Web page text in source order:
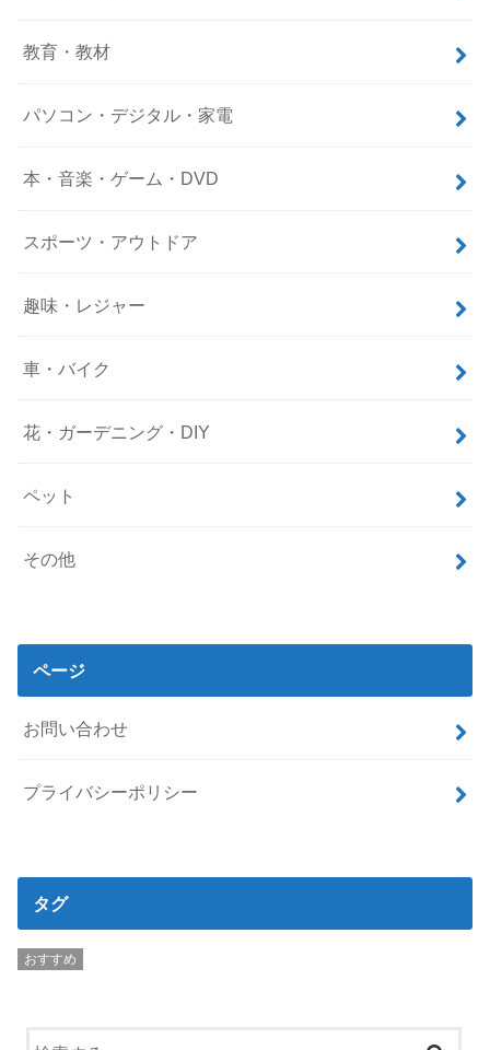
教育・教材
パソコン・デジタル・家電
本・音楽・ゲーム・DVD
スポーツ・アウトドア
趣味・レジャー
車・バイク
花・ガーデニング・DIY
ペット
その他
ページ
お問い合わせ
プライバシーポリシー
タグ
おすすめ